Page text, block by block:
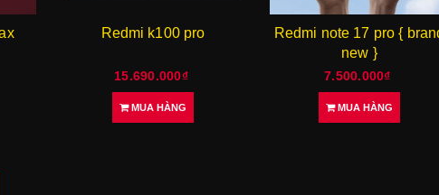
Redmi note 17 pro { brand
7.500.000₫
MUA HÀNG
Redmi k90 ultra rom nội
địa { brand new }
10.390.000₫
MUA HÀNG